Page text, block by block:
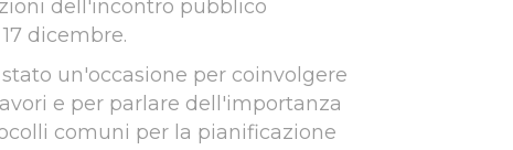
dell'incontro pubblico
dicembre.
un'occasione per coinvolgere
e per parlare dell'importanza
comuni per la pianificazione